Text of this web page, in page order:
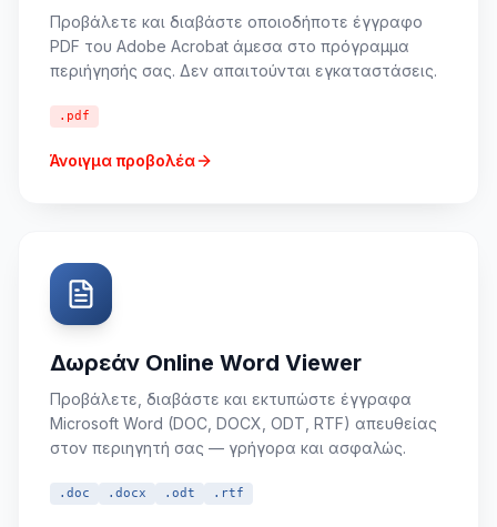
Προβάλετε και διαβάστε οποιοδήποτε έγγραφο
PDF του Adobe Acrobat άμεσα στο πρόγραμμα
περιήγησής σας. Δεν απαιτούνται εγκαταστάσεις.
.pdf
Άνοιγμα προβολέα
Δωρεάν Online Word Viewer
Προβάλετε, διαβάστε και εκτυπώστε έγγραφα
Microsoft Word (DOC, DOCX, ODT, RTF) απευθείας
στον περιηγητή σας — γρήγορα και ασφαλώς.
.doc .docx .odt .rtf